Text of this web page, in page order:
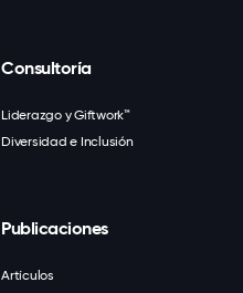
Consultoría
Liderazgo y Giftwork™
Diversidad e Inclusión
Publicaciones
Artículos